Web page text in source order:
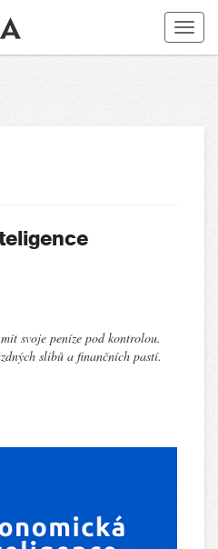
Toggle
svoje peníze pod kontrolou.
slibů a finančních pastí.